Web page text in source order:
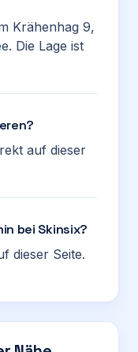
Krähenhag 9,
Die Lage ist
auf dieser
bei Skinsix?
dieser Seite.